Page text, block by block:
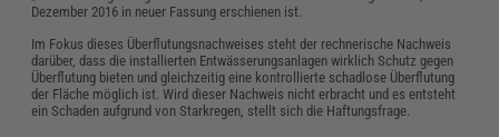
Dezember 2016 in neuer Fassung erschienen ist.
Im Fokus dieses Überflutungsnachweises steht der rechnerische Nachweis
darüber, dass die installierten Entwässerungsanlagen wirklich Schutz gegen
Überflutung bieten und gleichzeitig eine kontrollierte schadlose Überflutung
der Fläche möglich ist. Wird dieser Nachweis nicht erbracht und es entsteht
ein Schaden aufgrund von Starkregen, stellt sich die Haftungsfrage.